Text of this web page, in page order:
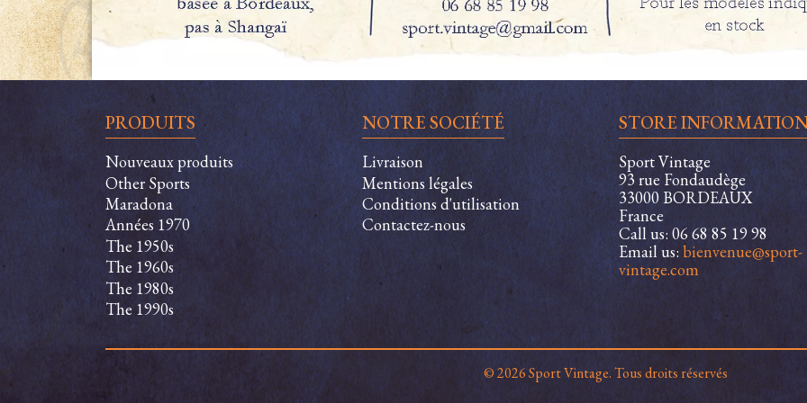
PRODUITS
Nouveaux produits
Other Sports
Maradona
Années 1970
The 1950s
The 1960s
The 1980s
The 1990s
NOTRE SOCIÉTÉ
Livraison
Mentions légales
Conditions d'utilisation
Contactez-nous
STORE
Sport Vintage
93 rue Fondaudège
33000 BORDEAUX
France
Call us: 06 68 85 19 98
Email us: bienvenue@sport-
vintage.com
© 2026 Sport Vintage. Tous droits réservés